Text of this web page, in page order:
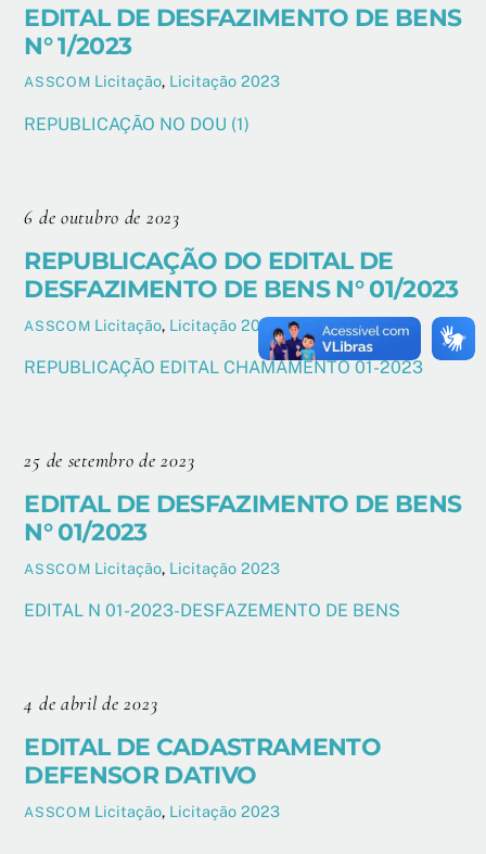
EDITAL DE DESFAZIMENTO DE BENS
N° 1/2023
ASSCOM Licitação, Licitação 2023
REPUBLICAÇÃO NO DOU (1)
6 de outubro de 2023
REPUBLICAÇÃO DO EDITAL DE
DESFAZIMENTO DE BENS N° 01/2023
ASSCOM Licitação, Licitação 2023
REPUBLICAÇÃO EDITAL CHAMAMENTO 01-2023
25 de setembro de 2023
EDITAL DE DESFAZIMENTO DE BENS
N° 01/2023
ASSCOM Licitação, Licitação 2023
EDITAL N 01-2023-DESFAZEMENTO DE BENS
4 de abril de 2023
EDITAL DE CADASTRAMENTO
DEFENSOR DATIVO
ASSCOM Licitação, Licitação 2023